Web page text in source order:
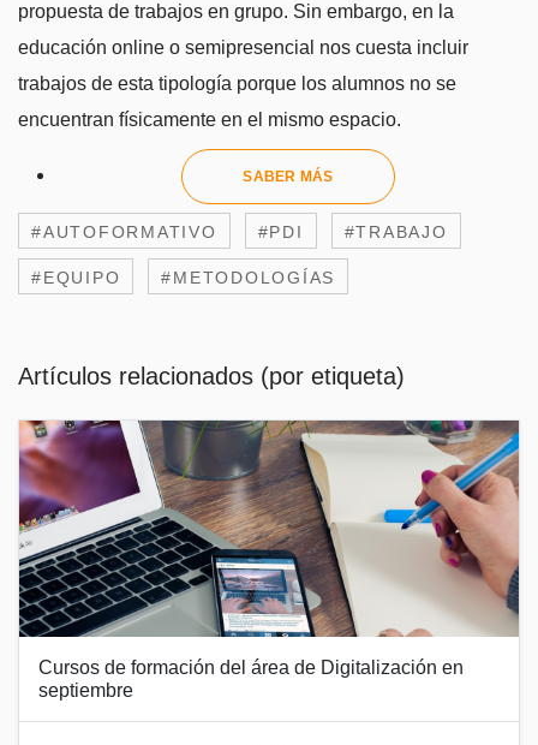
propuesta de trabajos en grupo. Sin embargo, en la
educación online o semipresencial nos cuesta incluir
trabajos de esta tipología porque los alumnos no se
encuentran físicamente en el mismo espacio.
SABER MÁS
#AUTOFORMATIVO #PDI #TRABAJO
#EQUIPO #METODOLOGÍAS
Artículos relacionados (por etiqueta)
Cursos de formación del área de Digitalización en
septiembre